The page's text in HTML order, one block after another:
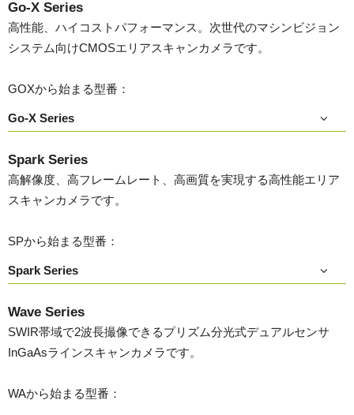
Go-X Series
高性能、ハイコストパフォーマンス。次世代のマシンビジョン
システム向けCMOSエリアスキャンカメラです。
GOXから始まる型番：
Go-X Series
Spark Series
高解像度、高フレームレート、高画質を実現する高性能エリア
スキャンカメラです。
SPから始まる型番：
Spark Series
Wave Series
SWIR帯域で2波長撮像できるプリズム分光式デュアルセンサ
InGaAsラインスキャンカメラです。
WAから始まる型番：